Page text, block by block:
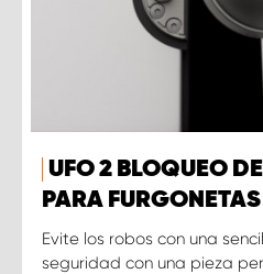
UFO 2 BLOQUEO
PARA
Evite los robos con una
seguridad con una pieza